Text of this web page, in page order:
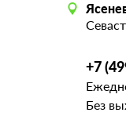
+7
Без